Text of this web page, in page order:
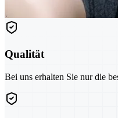
Qualität
Bei uns erhalten Sie nur die